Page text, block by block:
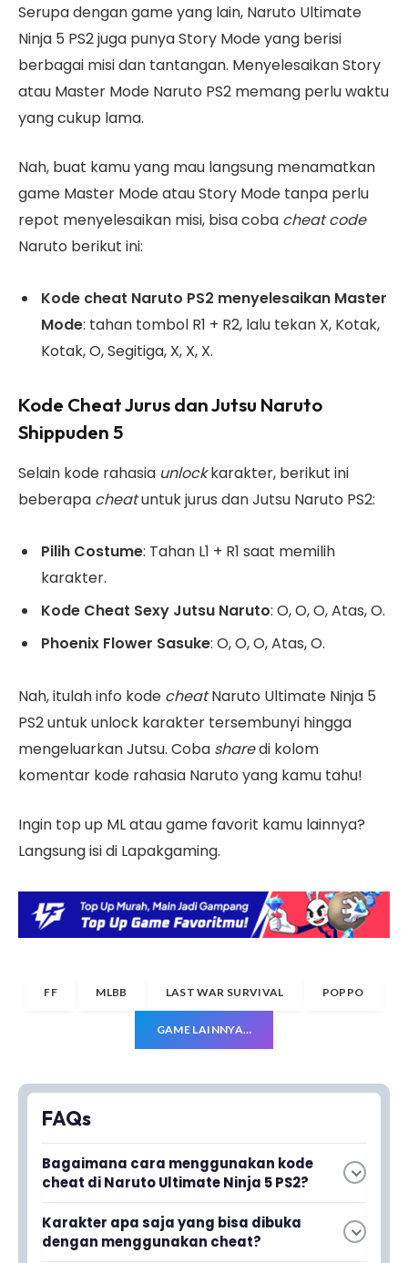
Serupa dengan game yang lain, Naruto Ultimate
Ninja 5 PS2 juga punya Story Mode yang berisi
berbagai misi dan tantangan. Menyelesaikan Story
atau Master Mode Naruto PS2 memang perlu waktu
yang cukup lama.
Nah, buat kamu yang mau langsung menamatkan
game Master Mode atau Story Mode tanpa perlu
repot menyelesaikan misi, bisa coba cheat code
Naruto berikut ini:
Kode cheat Naruto PS2 menyelesaikan Master
Mode: tahan tombol R1 + R2, lalu tekan X, Kotak,
Kotak, O, Segitiga, X, X, X.
Kode Cheat Jurus dan Jutsu Naruto
Shippuden 5
Selain kode rahasia unlockkarakter, berikut ini
beberapa cheatuntuk jurus dan Jutsu Naruto PS2:
Pilih Costume: Tahan L1 + R1 saat memilih
karakter.
Kode Cheat Sexy Jutsu Naruto: O, O, O, Atas, O.
Phoenix Flower Sasuke: O, O, O, Atas, O.
Nah, itulah info kode cheatNaruto Ultimate Ninja 5
PS2 untuk unlock karakter tersembunyi hingga
mengeluarkan Jutsu. Coba sharedi kolom
komentar kode rahasia Naruto yang kamu tahu!
Ingin top up ML atau game favorit kamu lainnya?
Langsung isi di Lapakgaming.
FF MLBB LAST WAR SURVIVAL POPPO
GAME LAINNYA…
FAQs
Bagaimana cara menggunakan kode
cheat di Naruto Ultimate Ninja 5 PS2?
Kamu bisa memasukkan kode cheat melalui
menu utama atau layar pause game,
tergantung jenis cheat yang ingin diaktifkan.
Karakter apa saja yang bisa dibuka
dengan menggunakan cheat?